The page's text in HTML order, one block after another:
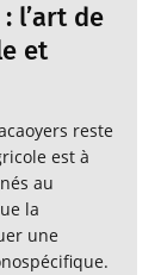
l’art de
et
reste
est à
au
la
une